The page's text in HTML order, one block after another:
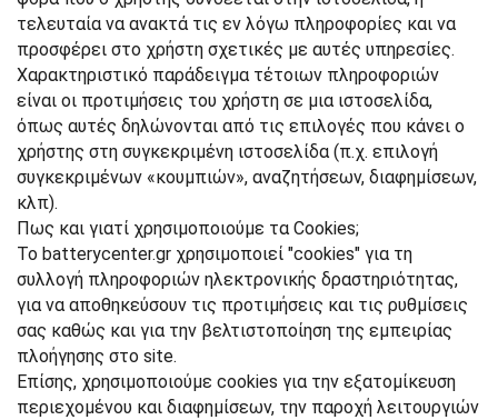
τελευταία να ανακτά τις εν λόγω πληροφορίες και να
προσφέρει στο χρήστη σχετικές με αυτές υπηρεσίες.
Χαρακτηριστικό παράδειγμα τέτοιων πληροφοριών
είναι οι προτιμήσεις του χρήστη σε μια ιστοσελίδα,
όπως αυτές δηλώνονται από τις επιλογές που κάνει ο
χρήστης στη συγκεκριμένη ιστοσελίδα (π.χ. επιλογή
συγκεκριμένων «κουμπιών», αναζητήσεων, διαφημίσεων,
κλπ).
Πως και γιατί χρησιμοποιούμε τα Cookies;
Το batterycenter.gr χρησιμοποιεί "cookies" για τη
συλλογή πληροφοριών ηλεκτρονικής δραστηριότητας,
για να αποθηκεύσουν τις προτιμήσεις και τις ρυθμίσεις
σας καθώς και για την βελτιστοποίηση της εμπειρίας
πλοήγησης στο site.
Επίσης, χρησιμοποιούμε cookies για την εξατομίκευση
περιεχομένου και διαφημίσεων, την παροχή λειτουργιών